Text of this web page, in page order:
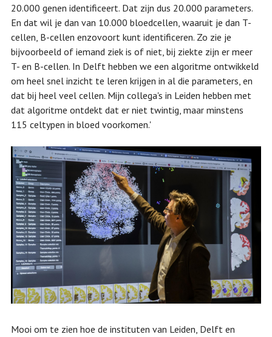
20.000 genen identificeert. Dat zijn dus 20.000 parameters.
En dat wil je dan van 10.000 bloedcellen, waaruit je dan T-
cellen, B-cellen enzovoort kunt identificeren. Zo zie je
bijvoorbeeld of iemand ziek is of niet, bij ziekte zijn er meer
T- en B-cellen. In Delft hebben we een algoritme ontwikkeld
om heel snel inzicht te leren krijgen in al die parameters, en
dat bij heel veel cellen. Mijn collega's in Leiden hebben met
dat algoritme ontdekt dat er niet twintig, maar minstens
115 celtypen in bloed voorkomen.'
Mooi om te zien hoe de instituten van Leiden, Delft en